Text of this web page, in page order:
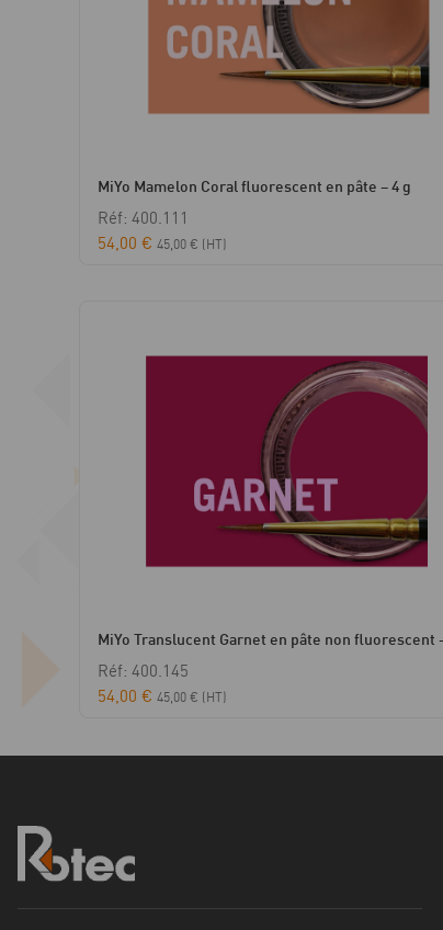
MiYo Mamelon Coral fluorescent en pâte – 4 g
Réf: 400.111
54,00 € 45,00 € (HT)
MiYo Translucent Garnet en pâte non fluorescent
Réf: 400.145
54,00 € 45,00 € (HT)